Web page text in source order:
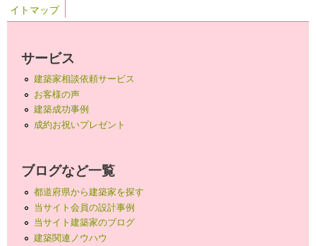
イトマップ
サービス
建築家相談依頼サービス
お客様の声
建築成功事例
成約お祝いプレゼント
ブログなど一覧
都道府県から建築家を探す
当サイト会員の設計事例
当サイト建築家のブログ
建築関連ノウハウ